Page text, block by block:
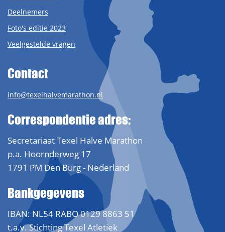
Deelnemers
Foto's editie 2023
Veelgestelde vragen
Contact
info@texelhalvemarathon.nl
Correspondentie adres:
Secretariaat Texel Halve Marathon
p.a. Hoornderweg 17
1791 PM Den Burg - Nederland
Bankgegevens
IBAN: NL54 RABO 0129 8863 51
t.a.v. Stichting Texel Atletiek